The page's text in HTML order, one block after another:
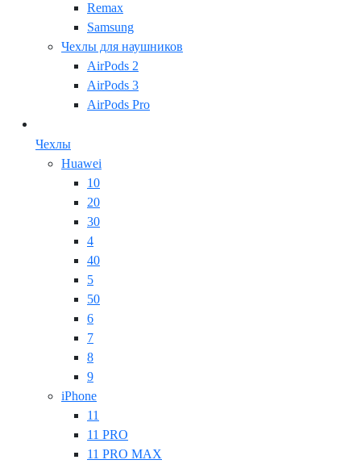
Remax
Samsung
Чехлы для наушников
AirPods 2
AirPods 3
AirPods Pro
Чехлы
Huawei
10
20
30
4
40
5
50
6
7
8
9
iPhone
11
11 PRO
11 PRO MAX